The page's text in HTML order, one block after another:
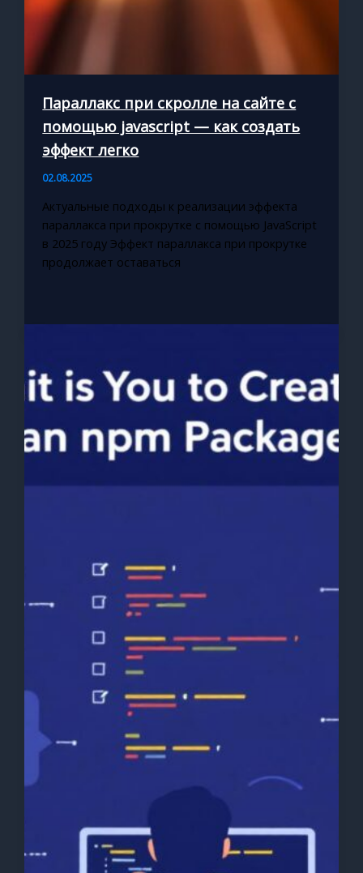
Параллакс при скролле на сайте с
помощью javascript — как создать
эффект легко
02.08.2025
Актуальные подходы к реализации эффекта
параллакса при прокрутке с помощью JavaScript
в 2025 году Эффект параллакса при прокрутке
продолжает оставаться